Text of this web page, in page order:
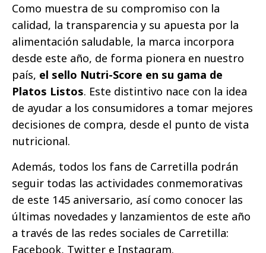
Como muestra de su compromiso con la
calidad, la transparencia y su apuesta por la
alimentación saludable, la marca incorpora
desde este año, de forma pionera en nuestro
país, el sello Nutri-Score en su gama de
Platos Listos. Este distintivo nace con la idea
de ayudar a los consumidores a tomar mejores
decisiones de compra, desde el punto de vista
nutricional.
Además, todos los fans de Carretilla podrán
seguir todas las actividades conmemorativas
de este 145 aniversario, así como conocer las
últimas novedades y lanzamientos de este año
a través de las redes sociales de Carretilla:
Facebook, Twitter e Instagram.